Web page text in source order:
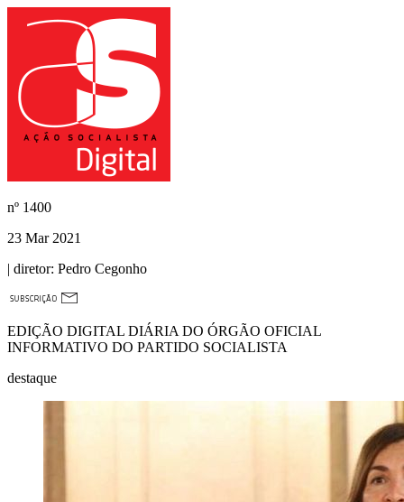
nº 1400
23 Mar 2021
| diretor: Pedro Cegonho
EDIÇÃO DIGITAL DIÁRIA DO ÓRGÃO OFICIAL
INFORMATIVO DO PARTIDO SOCIALISTA
destaque